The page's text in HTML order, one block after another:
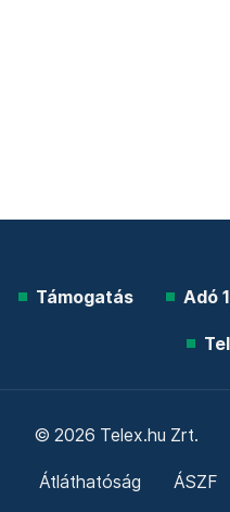
Támogatás Adó
© 2026 Telex.hu Zrt.
Átláthatóság ÁSZF